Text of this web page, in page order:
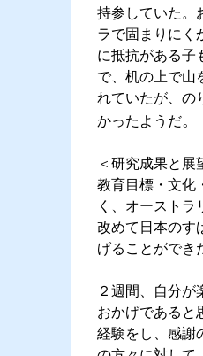
持参していた。
ラで固まりにく
に抵抗がある子
で、机の上で山
れていたが、の
かったようだ。
＜研究成果と展
教育目標・文化
く、オースト
改めて日本のす
げることができ
２週間、自分
おかげであると
経験をし、感謝